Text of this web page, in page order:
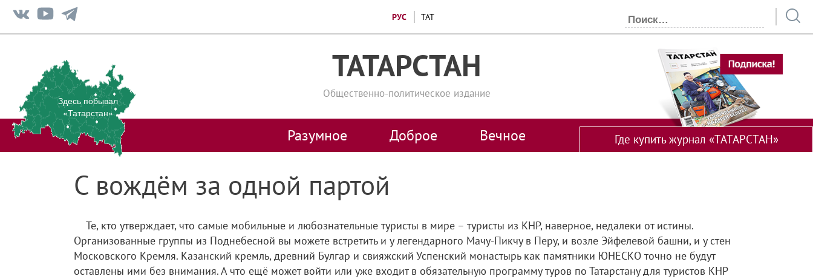
РУС ТАТ
ТАТАРСТАН
Общественно-политическое издание
Здесь побывал
«Татарстан»
Разумное Доброе Вечное Где купить журнал «ТАТАРСТАН»
С вождём за одной партой
Те, кто утверждает, что самые мобильные и любознательные туристы в мире – туристы из КНР, наверное, недалеки от истины.
Организованные группы из Поднебесной вы можете встретить и у легендарного Мачу-Пикчу в Перу, и возле Эйфелевой башни, и у стен
Московского Кремля. Казанский кремль, древний Булгар и свияжский Успенский монастырь как памятники ЮНЕСКО точно не будут
оставлены ими без внимания. А что ещё может войти или уже входит в обязательную программу туров по Татарстану для туристов КНР